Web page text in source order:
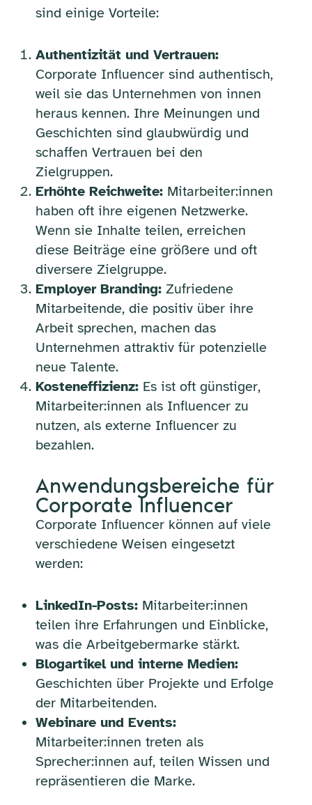
sind einige Vorteile:
Authentizität und Vertrauen:
Corporate Influencer sind authentisch,
weil sie das Unternehmen von innen
heraus kennen. Ihre Meinungen und
Geschichten sind glaubwürdig und
schaffen Vertrauen bei den
Zielgruppen.
Erhöhte Reichweite:Mitarbeiter:innen
haben oft ihre eigenen Netzwerke.
Wenn sie Inhalte teilen, erreichen
diese Beiträge eine größere und oft
diversere Zielgruppe.
Employer Branding:Zufriedene
Mitarbeitende, die positiv über ihre
Arbeit sprechen, machen das
Unternehmen attraktiv für potenzielle
neue Talente.
Kosteneffizienz:Es ist oft günstiger,
Mitarbeiter:innen als Influencer zu
nutzen, als externe Influencer zu
bezahlen.
Anwendungsbereiche für
Corporate Influencer
Corporate Influencer können auf viele
verschiedene Weisen eingesetzt
werden:
LinkedIn-Posts:Mitarbeiter:innen
teilen ihre Erfahrungen und Einblicke,
was die Arbeitgebermarke stärkt.
Blogartikel und interne Medien:
Geschichten über Projekte und Erfolge
der Mitarbeitenden.
Webinare und Events:
Mitarbeiter:innen treten als
Sprecher:innen auf, teilen Wissen und
repräsentieren die Marke.